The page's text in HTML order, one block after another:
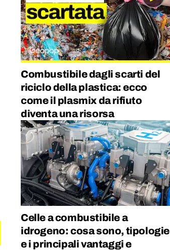
Combustibile dagli scarti del
riciclo della plastica: ecco
come il plasmix da rifiuto
diventa una risorsa
Celle a combustibile a
idrogeno: cosa sono, tipologie
e i principali vantaggi e